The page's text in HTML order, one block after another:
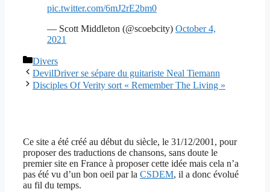
pic.twitter.com/6mJ2rE2bm0
— Scott Middleton (@scoebcity) October 4,
2021
Catégories
Divers
DevilDriver se sépare du guitariste Neal Tiemann
Disciples Of Verity sort « Remember The Living »
Ce site a été créé au début du siècle, le 31/12/2001, pour
proposer des traductions de chansons, sans doute le
premier site en France à proposer cette idée mais cela n’a
pas été vu d’un bon oeil par la CSDEM, il a donc évolué
au fil du temps.